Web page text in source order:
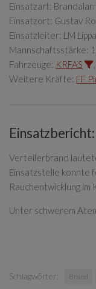
Einsatzart:
Einsatzort: Gustav
Einsatzleiter: LM Lippa
Mannschaftsstärke:
Fahrzeuge: KRFAS
Weitere Kräfte: FF
Einsatzbericht:
Verteilerbrand
Einsatzstelle konnte
Rauchentwicklung im
Unter schwerem
Schlagwörter: Brand